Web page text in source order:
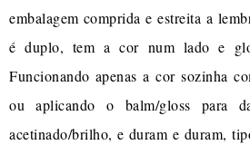
embalagem comprida e estreita a
é duplo, tem a cor num lado e
Funcionando apenas a cor sozinha
ou aplicando o balm/gloss para
acetinado/brilho, e duram e duram,